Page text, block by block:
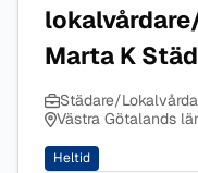
Marta K
Städare/
Västra Götalands
Heltid